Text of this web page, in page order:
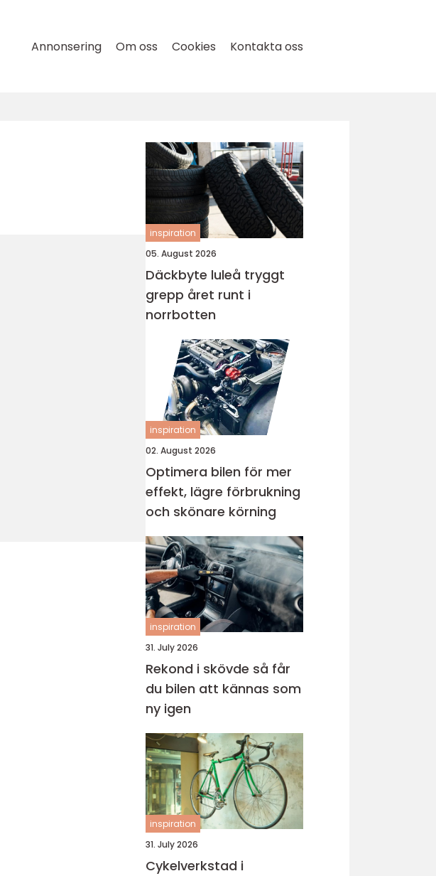
Annonsering Om oss Cookies Kontakta oss
inspiration
05. August 2026
Däckbyte luleå tryggt
grepp året runt i
norrbotten
inspiration
02. August 2026
Optimera bilen för mer
effekt, lägre förbrukning
och skönare körning
inspiration
31. July 2026
Rekond i skövde så får
du bilen att kännas som
ny igen
inspiration
31. July 2026
Cykelverkstad i